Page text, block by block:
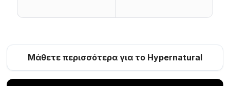
Μάθετε περισσότερα για το Hypernatural